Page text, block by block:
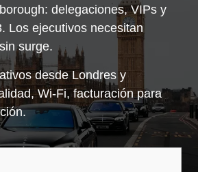
delegaciones, VIPs y
Los ejecutivos necesitan
surge.
desde Londres y
Wi‑Fi, facturación para